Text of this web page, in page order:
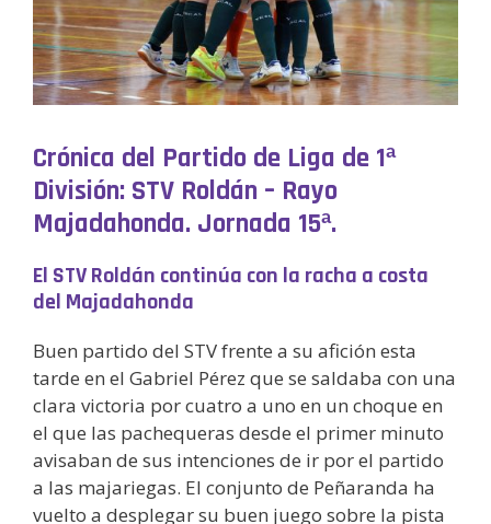
Crónica del Partido de Liga de 1ª
División: STV Roldán – Rayo
Majadahonda. Jornada 15ª.
El STV Roldán continúa con la racha a costa
del Majadahonda
Buen partido del STV frente a su afición esta
tarde en el Gabriel Pérez que se saldaba con una
clara victoria por cuatro a uno en un choque en
el que las pachequeras desde el primer minuto
avisaban de sus intenciones de ir por el partido
a las majariegas. El conjunto de Peñaranda ha
vuelto a desplegar su buen juego sobre la pista